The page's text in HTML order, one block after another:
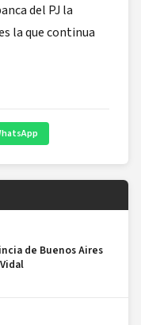
del PJ la
la que continua
de Buenos Aires